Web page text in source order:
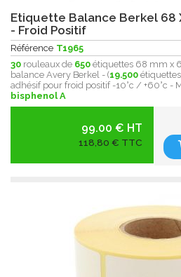
Etiquette Balance Berkel 68
- Froid Positif
Référence T1965
30 rouleaux de 650 étiquettes 68 mm x
balance Avery Berkel - (19.500
adhésif pour froid positif -10°c / +60°c -
bisphenol A
99.00 € HT
118,80 € TTC